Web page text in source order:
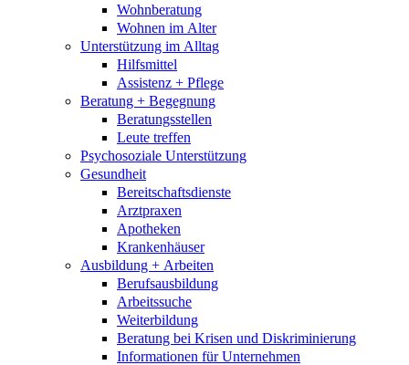
Wohnberatung
Wohnen im Alter
Unterstützung im Alltag
Hilfsmittel
Assistenz + Pflege
Beratung + Begegnung
Beratungsstellen
Leute treffen
Psychosoziale Unterstützung
Gesundheit
Bereitschaftsdienste
Arztpraxen
Apotheken
Krankenhäuser
Ausbildung + Arbeiten
Berufsausbildung
Arbeitssuche
Weiterbildung
Beratung bei Krisen und Diskriminierung
Informationen für Unternehmen